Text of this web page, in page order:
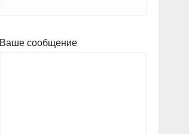
Ваше сообщение